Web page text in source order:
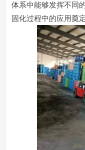
体系中能够发挥不同
固化过程中的应用奠